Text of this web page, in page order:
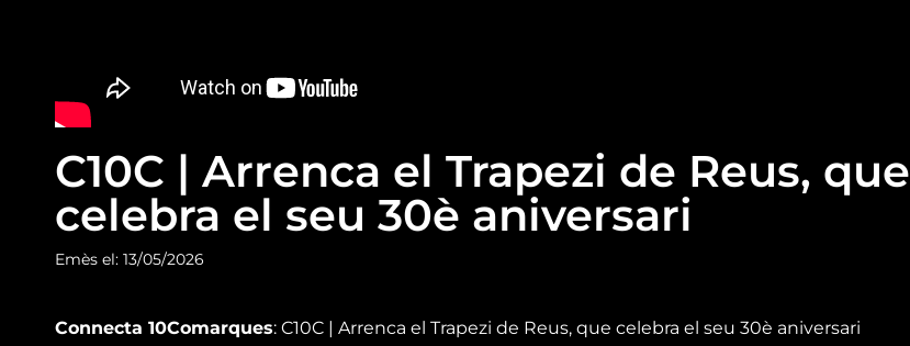
C10C | Arrenca el Trapezi de Reus, que
celebra el seu 30è aniversari
Emès el: 13/05/2026
Connecta 10Comarques: C10C | Arrenca el Trapezi de Reus, que celebra el seu 30è aniversari